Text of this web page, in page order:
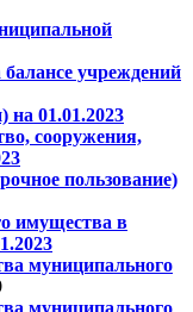
балансе учреждений
на 01.01.2023
сооружения,
пользование)
имущества в
муниципального
муниципального